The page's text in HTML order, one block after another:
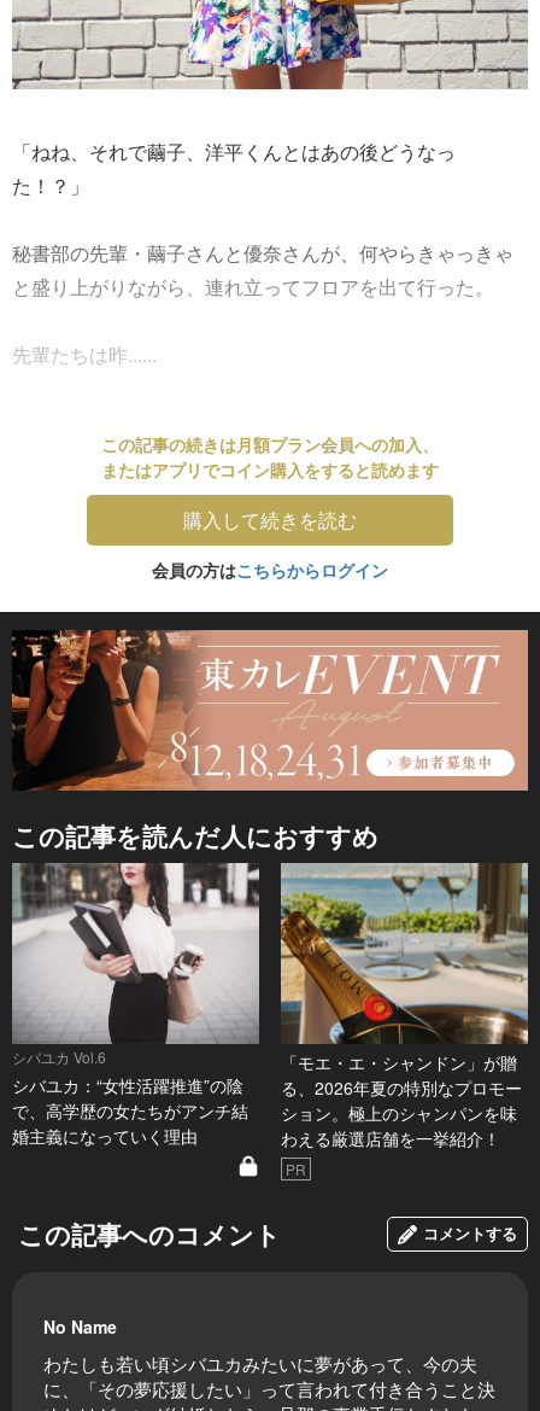
「ねね、それで繭子、洋平くんとはあの後どうなっ
た！？」
秘書部の先輩・繭子さんと優奈さんが、何やらきゃっきゃ
と盛り上がりながら、連れ立ってフロアを出て行った。
先輩たちは昨......
この記事の続きは月額プラン会員への加入、
またはアプリでコイン購入をすると読めます
購入して続きを読む
会員の方はこちらからログイン
この記事を読んだ人におすすめ
シバユカ Vol.6
シバユカ：“女性活躍推進”の陰
で、高学歴の女たちがアンチ結
婚主義になっていく理由
「モエ・エ・シャンドン」が贈
る、2026年夏の特別なプロモー
ション。極上のシャンパンを味
わえる厳選店舗を一挙紹介！
PR
この記事へのコメント コメントする
No Name
わたしも若い頃シバユカみたいに夢があって、今の夫
に、「その夢応援したい」って言われて付き合うこと決